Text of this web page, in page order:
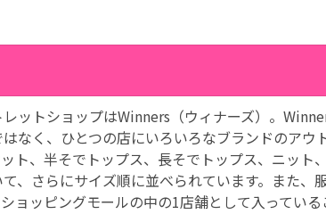
ットショップはWinners（ウィナーズ）。
なく、ひとつの店にいろいろなブランドのアウ
ト、半そでトップス、長そでトップス、ニット
、さらにサイズ順に並べられています。また、
ョッピングモールの中の1店舗として入っている